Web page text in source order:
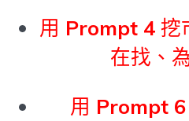
用 Prompt 4 挖
在找、
用 Prompt 6